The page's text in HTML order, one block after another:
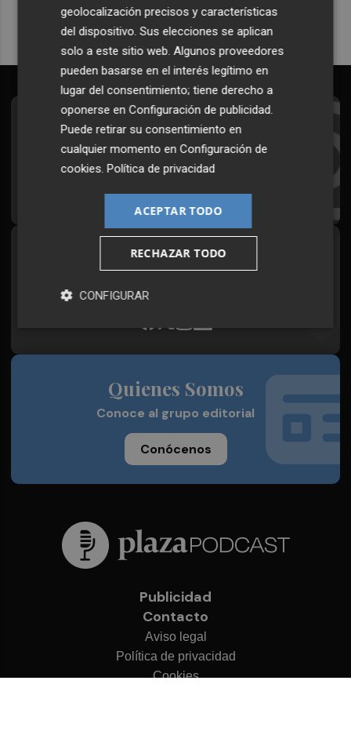
Suscríbete al Boletín
Todos los días a primera hora en tu email
¡Quiero suscribirme!
Síguenos en redes
Quienes Somos
Conoce al grupo editorial
Conócenos
Publicidad
Contacto
Aviso legal
Política de privacidad
Cookies
geolocalización precisos y características
del dispositivo. Sus elecciones se aplican
solo a este sitio web. Algunos proveedores
pueden basarse en el interés legítimo en
lugar del consentimiento; tiene derecho a
oponerse enConfiguración de publicidad
Puede retirar su consentimiento en
cualquier momento enConfiguración de
cookies .Política de privacidad
ACEPTAR TODO
RECHAZAR TODO
CONFIGURAR